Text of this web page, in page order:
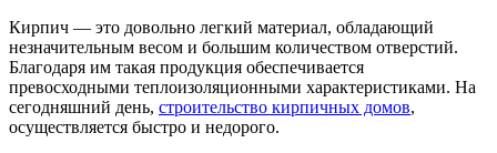
Кирпич — это довольно легкий материал, обладающий
незначительным весом и большим количеством отверстий.
Благодаря им такая продукция обеспечивается
превосходными теплоизоляционными характеристиками. На
сегодняшний день, строительство кирпичных домов,
осуществляется быстро и недорого.